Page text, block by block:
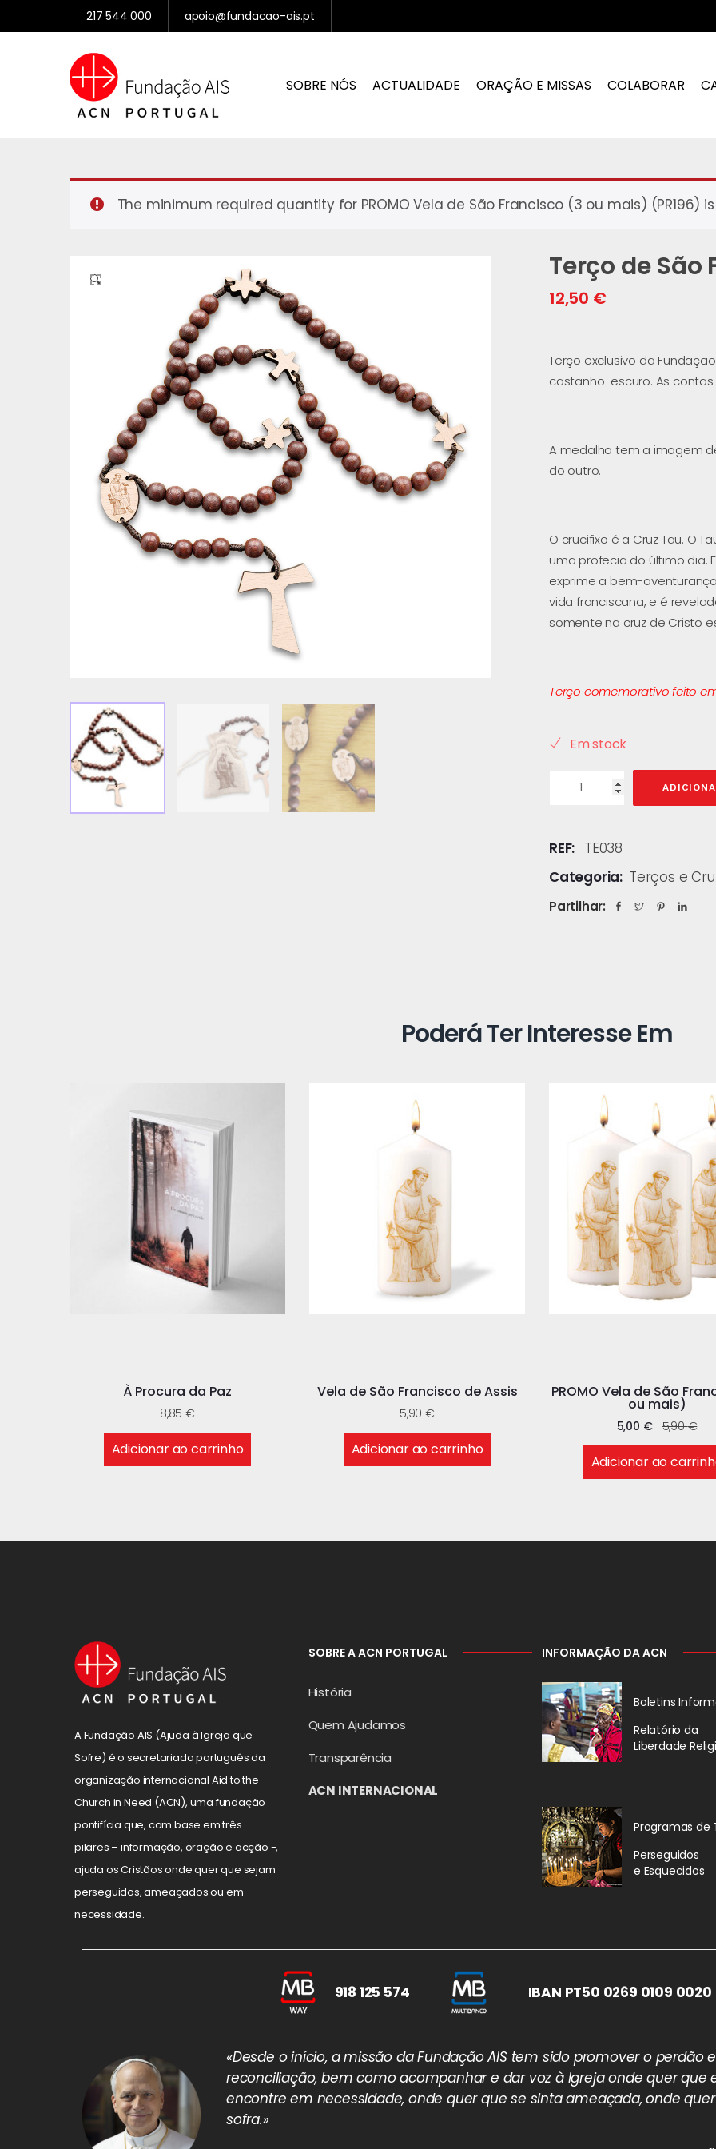
217 544 000 apoio@fundacao-ais.pt
SOBRE NÓS ACTUALIDADE ORAÇÃO E MISSAS COLABORAR
The minimum required quantity for PROMO Vela de São Francisco (3 ou mais) (PR196) is
🔍 Terço de São
12,50 €
Terço exclusivo da
castanho-escuro. As contas
A medalha tem a imagem
do outro.
O crucifixo é a Cruz Tau. O
uma profecia do último dia.
exprime a bem-
vida franciscana, e é
somente na cruz de Cristo
Terço comemorativo feito
Em stock
REF: TE038
Categoria: Terços e
Partilhar:
Poderá Ter Interesse Em
À Procura da Paz
8,85€
Adicionar ao carrinho
Vela de São Francisco de Assis
5,90€
Adicionar ao carrinho
PROMO Vela de São
ou mais)
5,90€
5,00 €
Adicionar ao
A Fundação AIS (Ajuda à Igreja que
Sofre) é o secretariado português da
organização internacional Aid to the
Church in Need (ACN), uma fundação
pontifícia que, com base em três
pilares – informação, oração e acção -,
ajuda os Cristãos onde quer que sejam
perseguidos, ameaçados ou em
necessidade.
SOBRE A ACN PORTUGAL
História
Quem Ajudamos
Transparência
ACN INTERNACIONAL
INFORMAÇÃO DA ACN
Boletins
Relatório da
Liberdade
Programas de
Perseguidos
e Esquecidos
918 125 574 IBAN PT50 0269 0109 0020
«Desde o início, a missão da Fundação AIS tem sido promover o perdão
reconciliação, bem como acompanhar e dar voz à Igreja onde quer que
encontre em necessidade, onde quer que se sinta ameaçada, onde
sofra.»